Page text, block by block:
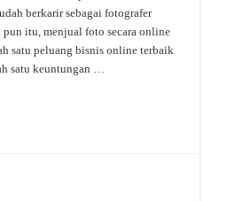
berkarir sebagai fotografer
pun itu, menjual foto secara online
satu peluang bisnis online terbaik
satu keuntungan …